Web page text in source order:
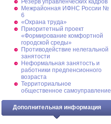
Резерв управленческих кадров
Межрайонная ИФНС России №
6
«Охрана труда»
Приоритетный проект
«Формирование комфортной
городской среды»
Противодействие нелегальной
занятости
Неформальная занятость и
работники предпенсионного
возраста
Территориальное
общественное самоуправление
Дополнительная информация